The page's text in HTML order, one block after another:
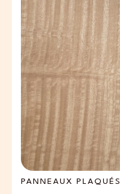
PANNEAUX PLAQUÉS